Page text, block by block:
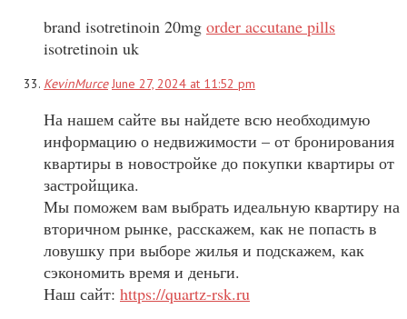
brand isotretinoin 20mg order accutane pills
isotretinoin uk
KevinMurce June 27, 2024 at 11:52 pm
На нашем сайте вы найдете всю необходимую
информацию о недвижимости – от бронирования
квартиры в новостройке до покупки квартиры от
застройщика.
Мы поможем вам выбрать идеальную квартиру на
вторичном рынке, расскажем, как не попасть в
ловушку при выборе жилья и подскажем, как
сэкономить время и деньги.
Наш сайт: https://quartz-rsk.ru